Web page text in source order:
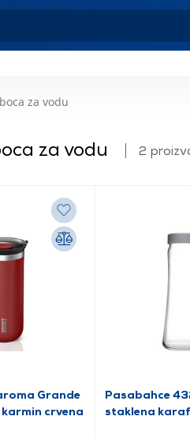
za vodu
za vodu 2
Grande
crvena
Pasabahce
staklena